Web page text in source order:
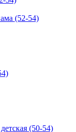
(52-54)